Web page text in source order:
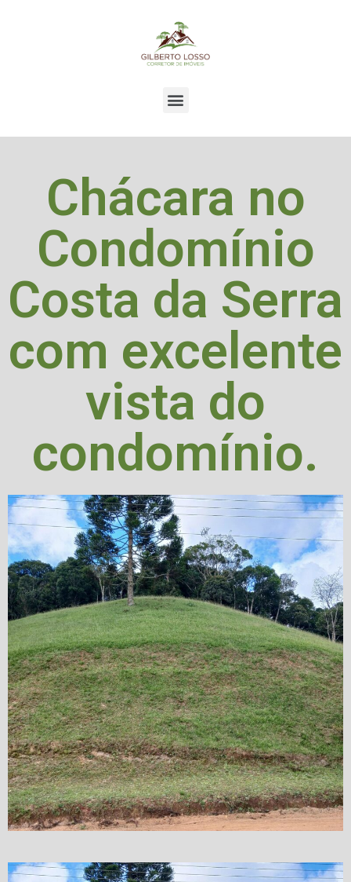
Chácara no
Condomínio
Costa da Serra
com excelente
vista do
condomínio.